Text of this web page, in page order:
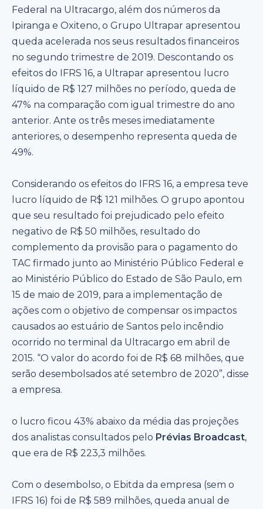
Federal na Ultracargo, além dos números da
Ipiranga e Oxiteno, o Grupo Ultrapar apresentou
queda acelerada nos seus resultados financeiros
no segundo trimestre de 2019. Descontando os
efeitos do IFRS 16, a Ultrapar apresentou lucro
líquido de R$ 127 milhões no período, queda de
47% na comparação com igual trimestre do ano
anterior. Ante os três meses imediatamente
anteriores, o desempenho representa queda de
49%.
Considerando os efeitos do IFRS 16, a empresa teve
lucro líquido de R$ 121 milhões. O grupo apontou
que seu resultado foi prejudicado pelo efeito
negativo de R$ 50 milhões, resultado do
complemento da provisão para o pagamento do
TAC firmado junto ao Ministério Público Federal e
ao Ministério Público do Estado de São Paulo, em
15 de maio de 2019, para a implementação de
ações com o objetivo de compensar os impactos
causados ao estuário de Santos pelo incêndio
ocorrido no terminal da Ultracargo em abril de
2015. “O valor do acordo foi de R$ 68 milhões, que
serão desembolsados até setembro de 2020”, disse
a empresa.
o lucro ficou 43% abaixo da média das projeções
dos analistas consultados pelo Prévias Broadcast,
que era de R$ 223,3 milhões.
Com o desembolso, o Ebitda da empresa (sem o
IFRS 16) foi de R$ 589 milhões, queda anual de